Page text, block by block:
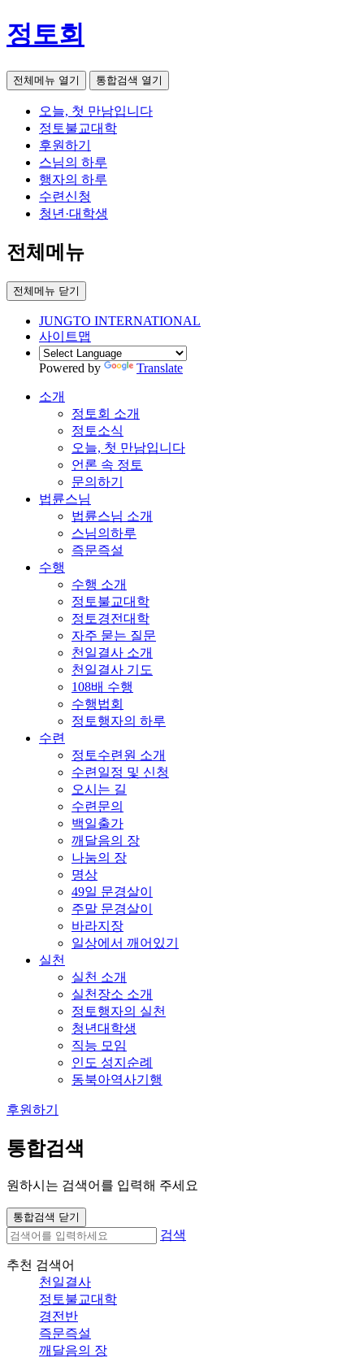
정토회
전체메뉴 열기 통합검색 열기
오늘, 첫 만남입니다
정토불교대학
후원하기
스님의 하루
행자의 하루
수련신청
청년·대학생
전체메뉴
전체메뉴 닫기
JUNGTO INTERNATIONAL
사이트맵
Powered by Translate
소개
정토회 소개
정토소식
오늘, 첫 만남입니다
언론 속 정토
문의하기
법륜스님
법륜스님 소개
스님의하루
즉문즉설
수행
수행 소개
정토불교대학
정토경전대학
자주 묻는 질문
천일결사 소개
천일결사 기도
108배 수행
수행법회
정토행자의 하루
수련
정토수련원 소개
수련일정 및 신청
오시는 길
수련문의
백일출가
깨달음의 장
나눔의 장
명상
49일 문경살이
주말 문경살이
바라지장
일상에서 깨어있기
실천
실천 소개
실천장소 소개
정토행자의 실천
청년대학생
직능 모임
인도 성지순례
동북아역사기행
후원하기
통합검색
원하시는 검색어를 입력해 주세요
통합검색 닫기
검색
추천 검색어
천일결사
정토불교대학
경전반
즉문즉설
깨달음의 장